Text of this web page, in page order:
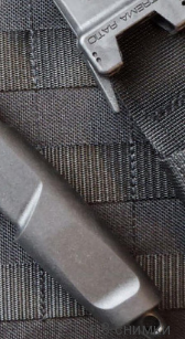
+ 8 снимки